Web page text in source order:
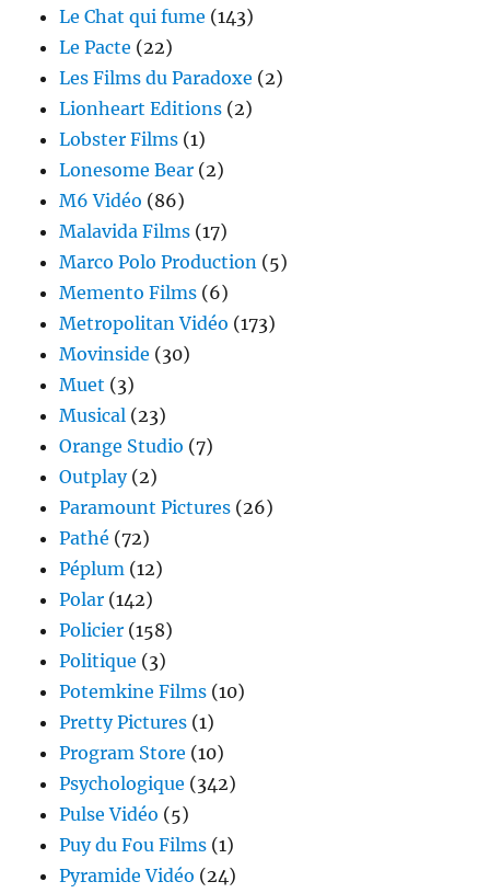
Le Chat qui fume (143)
Le Pacte (22)
Les Films du Paradoxe (2)
Lionheart Editions (2)
Lobster Films (1)
Lonesome Bear (2)
M6 Vidéo (86)
Malavida Films (17)
Marco Polo Production (5)
Memento Films (6)
Metropolitan Vidéo (173)
Movinside (30)
Muet (3)
Musical (23)
Orange Studio (7)
Outplay(2)
Paramount Pictures (26)
Pathé (72)
Péplum (12)
Polar (142)
Policier (158)
Politique (3)
Potemkine Films (10)
Pretty Pictures (1)
Program Store (10)
Psychologique (342)
Pulse Vidéo (5)
Puy du Fou Films (1)
Pyramide Vidéo (24)